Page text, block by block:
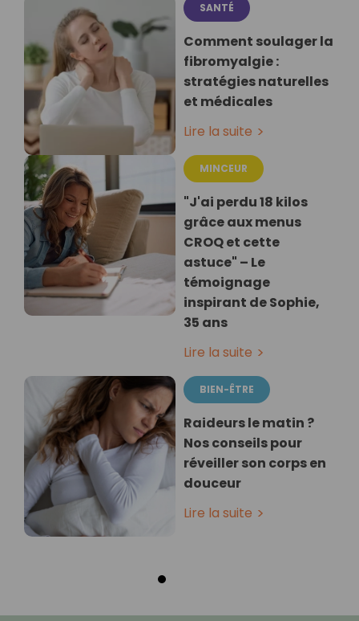
SANTÉ
Comment soulager la
fibromyalgie :
stratégies naturelles
et médicales
Lire la suite
MINCEUR
"J'ai perdu 18 kilos
grâce aux menus
CROQ et cette
astuce" – Le
témoignage
inspirant de Sophie,
35 ans
Lire la suite
BIEN-ÊTRE
Raideurs le matin ?
Nos conseils pour
réveiller son corps en
douceur
Lire la suite